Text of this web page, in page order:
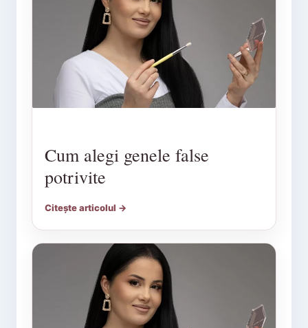
Cum alegi genele false
potrivite
Citește articolul →